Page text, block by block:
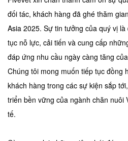
đối tác, khách hàng đã ghé thăm
Asia 2025. Sự tin tưởng của quý vị
tục nỗ lực, cải tiến và cung cấp
đáp ứng nhu cầu ngày càng tăng
Chúng tôi mong muốn tiếp tục đồng
khách hàng trong các sự kiện sắp
triển bền vững của ngành chăn nuôi
tế.